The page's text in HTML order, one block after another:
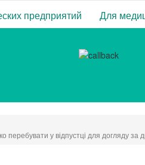
предприятий Для
перебувати у відпустці для догляду